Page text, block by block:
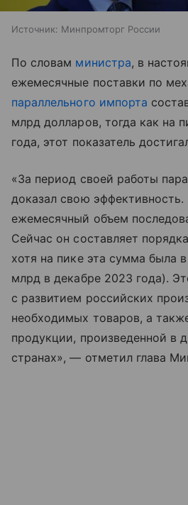
Источник: Минпромторг России
По словам министра, в
ежемесячные поставки по
параллельного импорта
млрд долларов, тогда как на
года, этот показатель
«За период своей работы
доказал свою
ежемесячный объем
Сейчас он составляет
хотя на пике эта сумма была
млрд в декабре 2023 года).
с развитием российских
необходимых товаров, а
продукции, произведенной в
странах», — отметил глава